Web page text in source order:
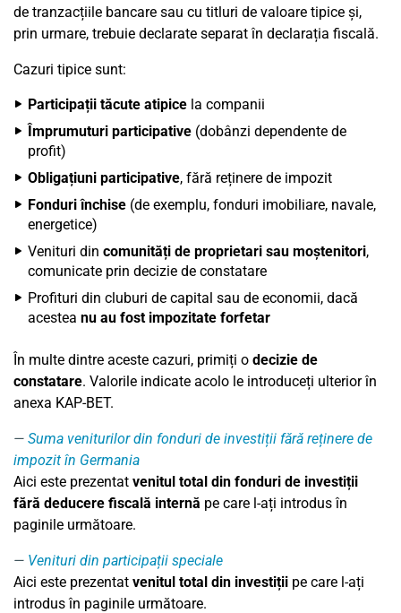
de tranzacțiile bancare sau cu titluri de valoare tipice și,
prin urmare, trebuie declarate separat în declarația fiscală.
Cazuri tipice sunt:
Participații tăcute atipice la companii
Împrumuturi participative (dobânzi dependente de
profit)
Obligațiuni participative, fără reținere de impozit
Fonduri închise (de exemplu, fonduri imobiliare, navale,
energetice)
Venituri din comunități de proprietari sau moștenitori,
comunicate prin decizie de constatare
Profituri din cluburi de capital sau de economii, dacă
acestea nu au fost impozitate forfetar
În multe dintre aceste cazuri, primiți o decizie de
constatare. Valorile indicate acolo le introduceți ulterior în
anexa KAP-BET.
Suma veniturilor din fonduri de investiții fără reținere de
impozit în Germania
Aici este prezentat venitul total din fonduri de investiții
fără deducere fiscală internă pe care l-ați introdus în
paginile următoare.
Venituri din participații speciale
Aici este prezentat venitul total din investiții pe care l-ați
introdus în paginile următoare.